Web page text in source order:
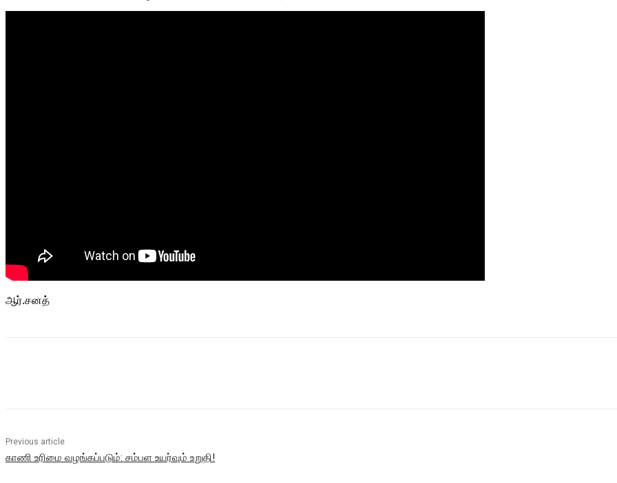
ஆர்.சனத்
Previous article
காணி உரிமை வழங்கப்படும்: சம்பள உயர்வும் உறுதி!